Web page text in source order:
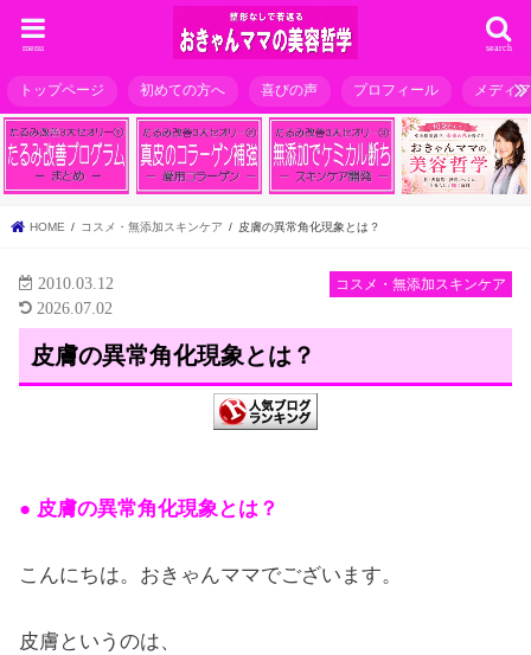
search
menu
トップページ 初めての方へ 喜びの声 プロフィール メディ
HOME コスメ・無添加スキンケア 皮膚の異常角化現象とは？
コスメ・無添加スキンケア
2010.03.12
2026.07.02
皮膚の異常角化現象とは？
● 皮膚の異常角化現象とは？
こんにちは。おきゃんママでございます。
皮膚というのは、